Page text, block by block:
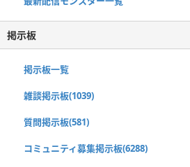
掲示板
掲示板一覧
雑談掲示板(1039)
質問掲示板(581)
コミュニティ募集掲示板(6288)